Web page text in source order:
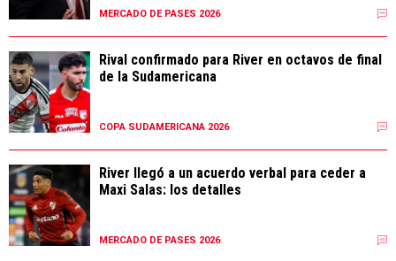
MERCADO DE PASES 2026
Rival confirmado para River en octavos de final
de la Sudamericana
COPA SUDAMERICANA 2026
River llegó a un acuerdo verbal para ceder a
Maxi Salas: los detalles
MERCADO DE PASES 2026